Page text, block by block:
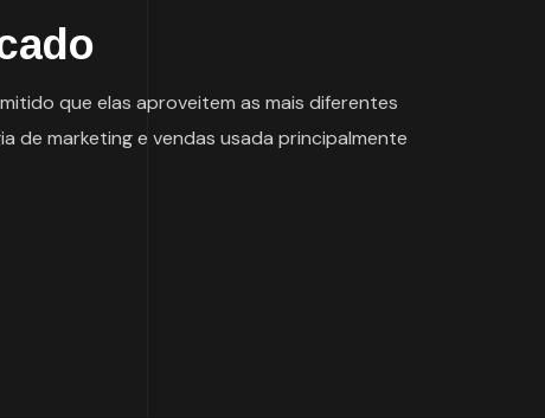
que elas aproveitem as mais diferentes
de marketing e vendas usada principalmente